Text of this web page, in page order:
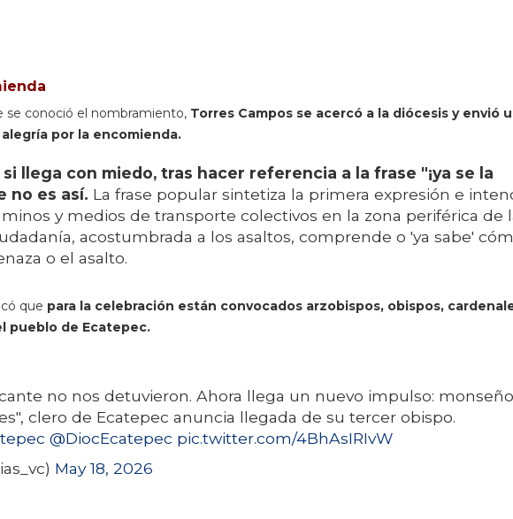
se conoció el nombramiento, Torres Campos se acercó a la diócesis y envió
por la encomienda.
llega con miedo, tras hacer referencia a la frase "¡ya se la
no es así. La frase popular sintetiza la primera expresión e
y medios de transporte colectivos en la zona periférica de
acostumbrada a los asaltos, comprende o 'ya sabe'
o el asalto.
que para la celebración están convocados arzobispos, obispos,
pueblo de Ecatepec.
no nos detuvieron. Ahora llega un nuevo impulso:
clero de Ecatepec anuncia llegada de su tercer obispo.
@DiocEcatepec pic.twitter.com/4BhAsIRIvW
May 18, 2026